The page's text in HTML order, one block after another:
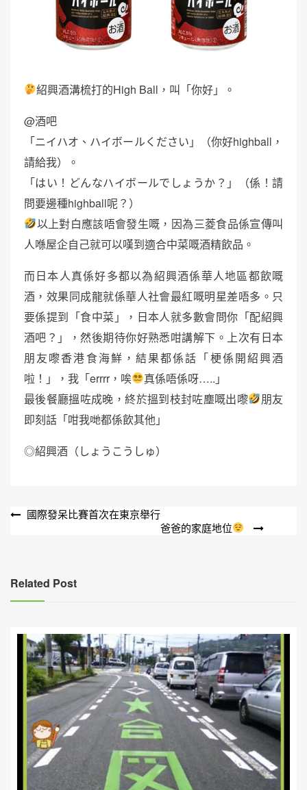
紹興酒溝梳打的High Ball，叫「你好」。
@酒吧
「ニイハオ、ハイボールください」（你好highball，
請給我）。
「はい！どんなハイボールでしょうか？」（係！請
問要邊種highball呢？）
以上對白應該唔會發生嘅，因為三菱食品係宣傳叫
人喺屋企自己就可以嘆到適合中菜嘅酒精飲品。
而日本人真係好多都以為紹興酒係華人地區都飲嘅
酒，效果同成龍就係華人社會最紅嘅明星差唔多。只
要係提到「食中菜」，日本人就多數會問你「配紹興
酒吧？」，然後期待你好熟悉咁講解下。上次有日本
朋友嚟香港食海鮮，結果都係話「梗係開紹興酒
啦！」，我「errrr，唉
真係唔係呀…..」
最後餐廳搵咗成晚，終於搵到枝封咗塵嘅出嚟
朋友
即刻話「咁我哋都係飲其他」
◎紹興酒（しょうこうしゅ）
文
覽
國際發呆比賽首次在東京舉行
爸爸的家庭地位
Related Post